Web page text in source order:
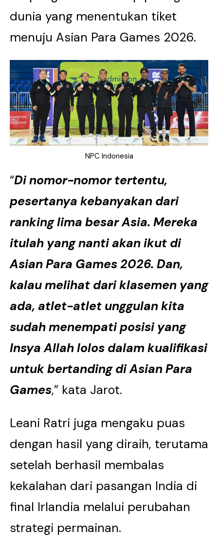
dunia yang menentukan tiket
menuju Asian Para Games 2026.
NPC Indonesia
“Di nomor-nomor tertentu,
pesertanya kebanyakan dari
ranking lima besar Asia. Mereka
itulah yang nanti akan ikut di
Asian Para Games 2026. Dan,
kalau melihat dari klasemen yang
ada, atlet-atlet unggulan kita
sudah menempati posisi yang
Insya Allah lolos dalam kualifikasi
untuk bertanding di Asian Para
Games,” kata Jarot.
Leani Ratri juga mengaku puas
dengan hasil yang diraih, terutama
setelah berhasil membalas
kekalahan dari pasangan India di
final Irlandia melalui perubahan
strategi permainan.